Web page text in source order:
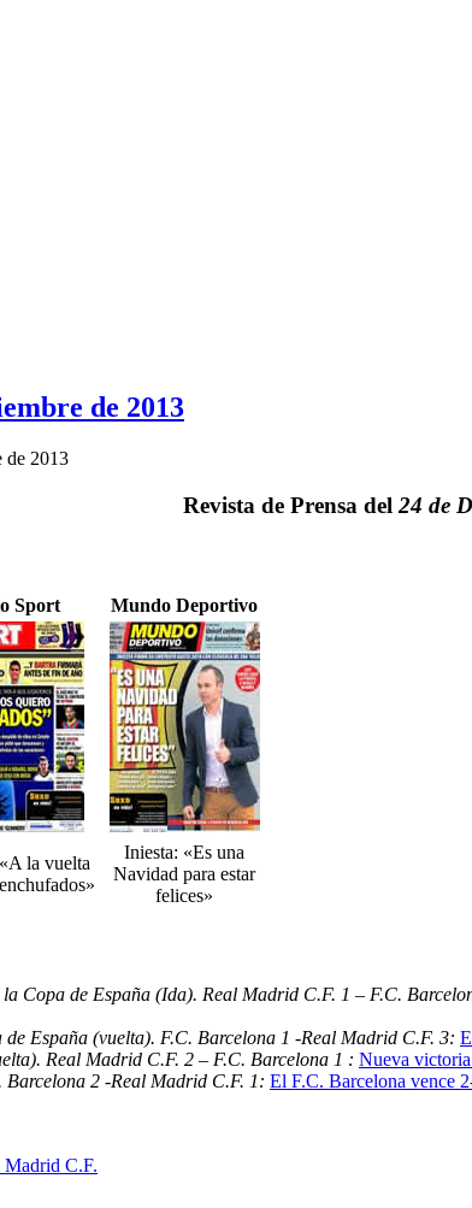
de 2013
de 2013
Revista de Prensa del 24 de
Sport Mundo Deportivo
la vuelta
Iniesta: «Es una
Navidad para estar
felices»
Copa de España (Ida). Real Madrid C.F. 1 – F.C.
España (vuelta). F.C. Barcelona 1 -Real Madrid C.F. 3:
Real Madrid C.F. 2 – F.C. Barcelona 1 : Nueva
2 -Real Madrid C.F. 1: El F.C. Barcelona vence
Madrid C.F.